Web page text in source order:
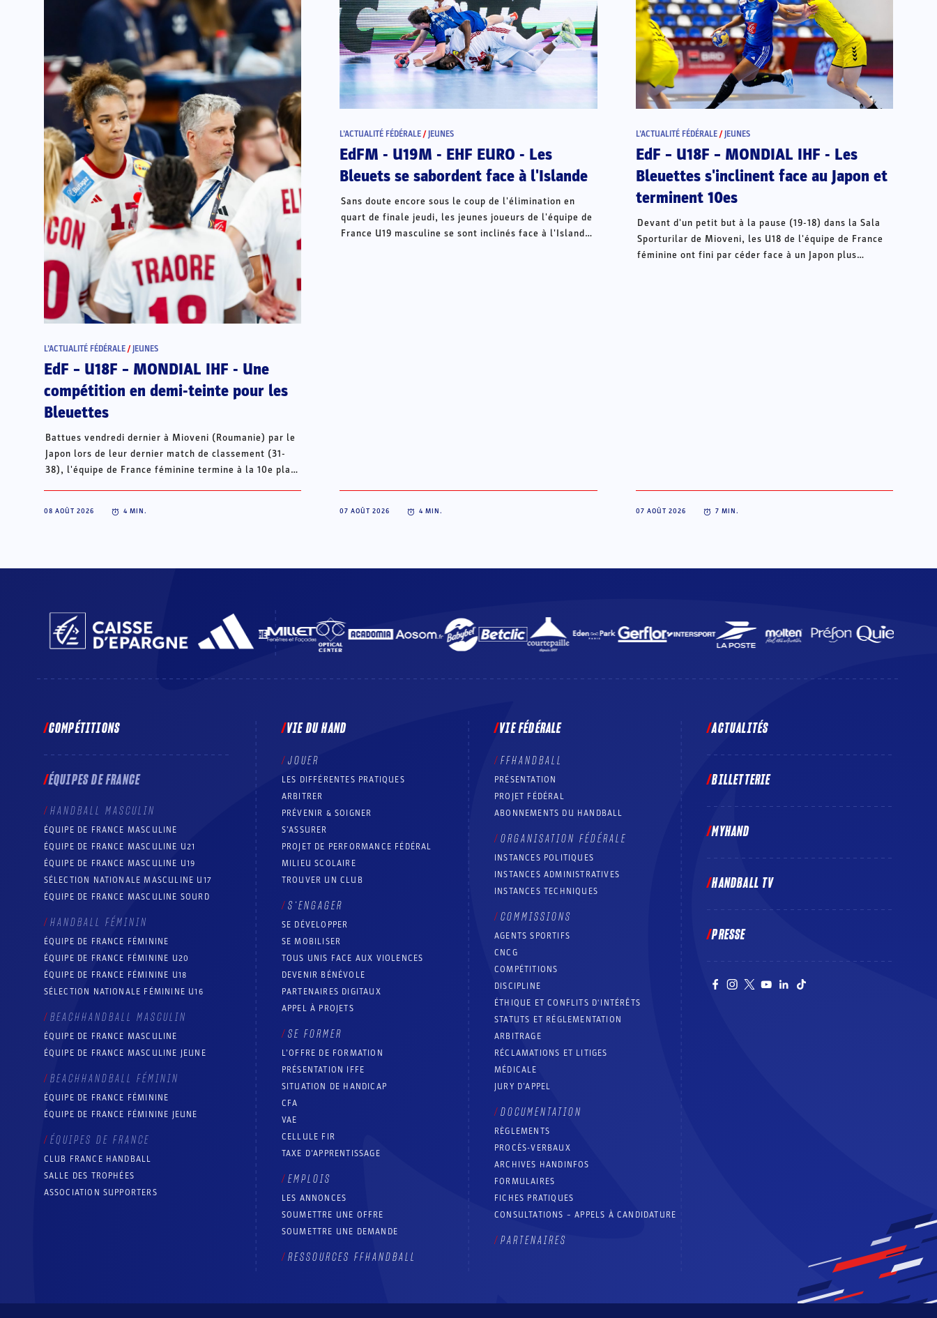
L’ACTUALITÉ FÉDÉRALE / JEUNES
EdF – U18F – MONDIAL IHF - Une
compétition en demi-teinte pour les
Bleuettes
Battues vendredi dernier à Mioveni (Roumanie) par le
Japon lors de leur dernier match de classement (31-
38), l'équipe de France féminine termine à la 10e place
sur l'ensemble du tournoi, entre déception et
08 AOÛT 2026 4 MIN.
L’ACTUALITÉ FÉDÉRALE / JEUNES
EdFM - U19M - EHF EURO - Les
Bleuets se sabordent face à l'Islande
Sans doute encore sous le coup de l'élimination en
quart de finale jeudi, les jeunes joueurs de l'équipe de
France U19 masculine se sont inclinés face à l'Islande
07 AOÛT 2026 4 MIN.
L’ACTUALITÉ FÉDÉRALE / JEUNES
EdF – U18F – MONDIAL IHF - Les
Bleuettes s'inclinent face au Japon et
terminent 10es
Devant d'un petit but à la pause (19-18) dans la Sala
Sporturilar de Mioveni, les U18 de l'équipe de France
féminine ont fini par céder face à un Japon plus
07 AOÛT 2026 7 MIN.
COMPÉTITIONS
ÉQUIPES DE FRANCE
HANDBALL MASCULIN
ÉQUIPE DE FRANCE MASCULINE
ÉQUIPE DE FRANCE MASCULINE U21
ÉQUIPE DE FRANCE MASCULINE U19
SÉLECTION NATIONALE MASCULINE U17
ÉQUIPE DE FRANCE MASCULINE SOURD
HANDBALL FÉMININ
ÉQUIPE DE FRANCE FÉMININE
ÉQUIPE DE FRANCE FÉMININE U20
ÉQUIPE DE FRANCE FÉMININE U18
SÉLECTION NATIONALE FÉMININE U16
BEACHHANDBALL MASCULIN
ÉQUIPE DE FRANCE MASCULINE
ÉQUIPE DE FRANCE MASCULINE JEUNE
BEACHHANDBALL FÉMININ
ÉQUIPE DE FRANCE FÉMININE
ÉQUIPE DE FRANCE FÉMININE JEUNE
ÉQUIPES DE FRANCE
CLUB FRANCE HANDBALL
SALLE DES TROPHÉES
ASSOCIATION SUPPORTERS
VIE DU HAND
JOUER
LES DIFFÉRENTES PRATIQUES
ARBITRER
PRÉVENIR & SOIGNER
S’ASSURER
PROJET DE PERFORMANCE FÉDÉRAL
MILIEU SCOLAIRE
TROUVER UN CLUB
S’ENGAGER
SE DÉVELOPPER
SE MOBILISER
TOUS UNIS FACE AUX VIOLENCES
DEVENIR BÉNÉVOLE
PARTENAIRES DIGITAUX
APPEL À PROJETS
SE FORMER
L’OFFRE DE FORMATION
PRÉSENTATION IFFE
SITUATION DE HANDICAP
CFA
VAE
CELLULE FIR
TAXE D’APPRENTISSAGE
EMPLOIS
LES ANNONCES
SOUMETTRE UNE OFFRE
SOUMETTRE UNE DEMANDE
RESSOURCES FFHANDBALL
VIE FÉDÉRALE
FFHANDBALL
PRÉSENTATION
PROJET FÉDÉRAL
ABONNEMENTS DU HANDBALL
ORGANISATION FÉDÉRALE
INSTANCES POLITIQUES
INSTANCES ADMINISTRATIVES
INSTANCES TECHNIQUES
COMMISSIONS
AGENTS SPORTIFS
CNCG
COMPÉTITIONS
DISCIPLINE
ÉTHIQUE ET CONFLITS D'INTÉRÊTS
STATUTS ET RÉGLEMENTATION
ARBITRAGE
RÉCLAMATIONS ET LITIGES
MÉDICALE
JURY D’APPEL
DOCUMENTATION
RÈGLEMENTS
PROCÈS-VERBAUX
ARCHIVES HANDINFOS
FORMULAIRES
FICHES PRATIQUES
CONSULTATIONS – APPELS À CANDIDATURE
PARTENAIRES
ACTUALITÉS
BILLETTERIE
MYHAND
HANDBALL TV
PRESSE